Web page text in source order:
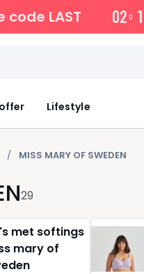
code LAST 02 D 1
Lifestyle
MISS MARY OF SWEDEN
29
met softings
mary of